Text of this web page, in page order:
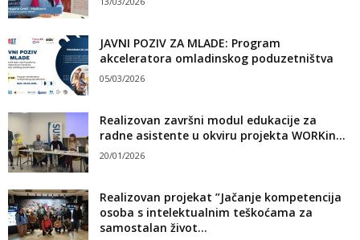
JAVNI POZIV ZA MLADE: Program
akceleratora omladinskog poduzetništva
05/03/2026
Realizovan završni modul edukacije za
radne asistente u okviru projekta WORKin...
20/01/2026
Realizovan projekat ”Jačanje kompetencija
osoba s intelektualnim teškoćama za
samostalan život...